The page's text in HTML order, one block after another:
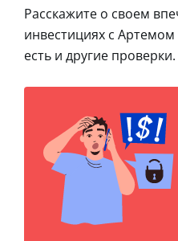
Расскажите о своем
инвестициях с
есть и другие